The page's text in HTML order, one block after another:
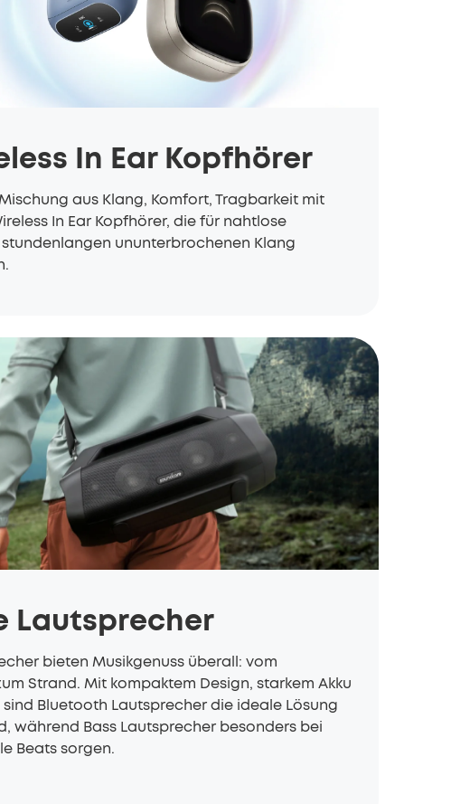
In Ear Kopfhörer
aus Klang, Komfort, Tragbarkeit mit
In Ear Kopfhörer, die für nahtlose
ununterbrochenen Klang
Lautsprecher
bieten Musikgenuss überall: vom
Strand. Mit kompaktem Design, starkem Akku
Bluetooth Lautsprecher die ideale Lösung
während Bass Lautsprecher besonders bei
Beats sorgen.